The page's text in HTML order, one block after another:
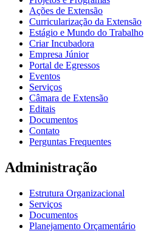
Ações de Extensão
Curricularização da Extensão
Estágio e Mundo do Trabalho
Criar Incubadora
Empresa Júnior
Portal de Egressos
Eventos
Serviços
Câmara de Extensão
Editais
Documentos
Contato
Perguntas Frequentes
Administração
Estrutura Organizacional
Serviços
Documentos
Planejamento Orçamentário